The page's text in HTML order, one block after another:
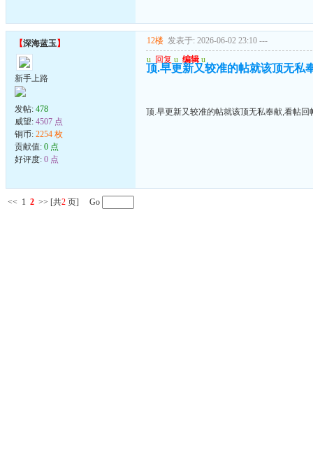
【深海蓝玉】
新手上路
发帖: 478
威望: 4507 点
铜币: 2254 枚
贡献值: 0 点
好评度: 0 点
12楼 发表于: 2026-06-02 23:10 ---
u 回复 u 编辑 u
顶.早更新又较准的帖就该顶无私
顶.早更新又较准的帖就该顶无私奉献,看帖回
<< 1 2 >> [共2 页] Go